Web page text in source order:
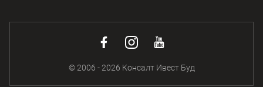
© 2006 - 2026 Консалт Ивест Буд